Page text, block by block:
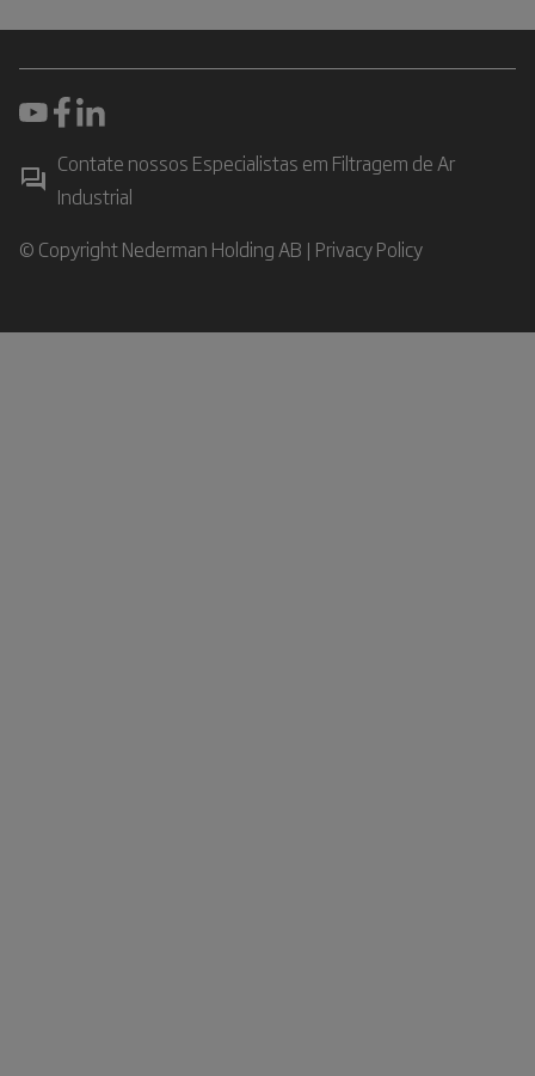
Contate nossos Especialistas em Filtragem de Ar
Industrial
© Copyright Nederman Holding AB | Privacy Policy